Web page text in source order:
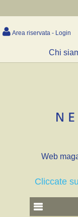
Area riservata - Login
Chi
Web
Cliccate